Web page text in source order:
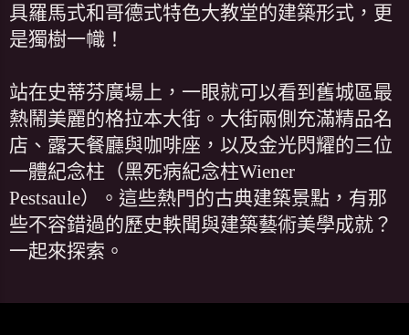
具羅馬式和哥德式特色大教堂的建築形式，更
是獨樹一幟！
站在史蒂芬廣場上，一眼就可以看到舊城區最
熱鬧美麗的格拉本大街。大街兩側充滿精品名
店、露天餐廳與咖啡座，以及金光閃耀的三位
一體紀念柱（黑死病紀念柱Wiener
Pestsaule）。這些熱門的古典建築景點，有那
些不容錯過的歷史軼聞與建築藝術美學成就？
一起來探索。